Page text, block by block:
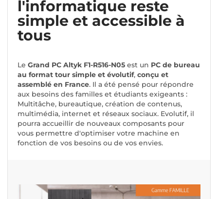
l'informatique reste
simple et accessible à
tous
Le Grand PC Altyk F1-R516-N05 est un PC de bureau
au format tour simple et évolutif, conçu et
assemblé en France. Il a été pensé pour répondre
aux besoins des familles et étudiants exigeants :
Multitâche, bureautique, création de contenus,
multimédia, internet et réseaux sociaux. Evolutif, il
pourra accueillir de nouveaux composants pour
vous permettre d'optimiser votre machine en
fonction de vos besoins ou de vos envies.